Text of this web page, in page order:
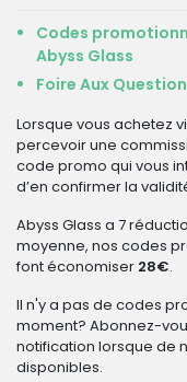
Codes
Abyss Glass
Foire Aux
Lorsque vous achetez
percevoir une
code promo qui vous
d’en confirmer la
Abyss Glass a 7
moyenne, nos codes
font économiser 28€.
Il n'y a pas de codes
moment? Abonnez-
notification lorsque de
disponibles.